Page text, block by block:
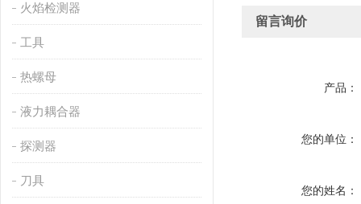
火焰检测器
工具
热螺母
液力耦合器
探测器
刀具
留言询价
产品：
您的单位：
您的姓名：